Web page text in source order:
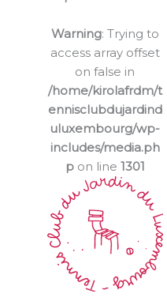
Warning: Trying to
access array offset
on false in
/home/kirolafrdm/t
ennisclubdujardind
uluxembourg/wp-
includes/media.ph
pon line 1301